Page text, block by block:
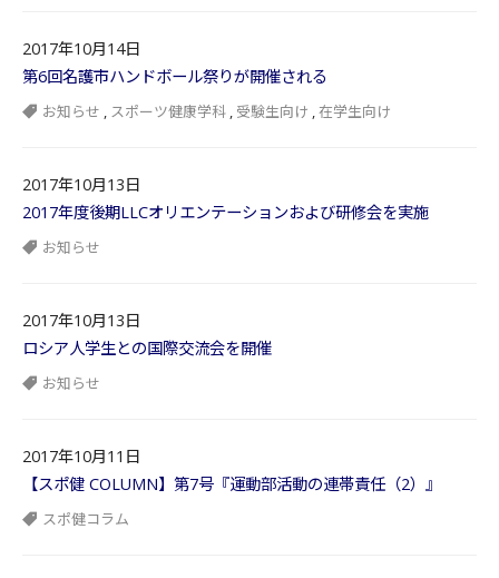
2017年10月14日
第6回名護市ハンドボール祭りが開催される
お知らせ , スポーツ健康学科 , 受験生向け ,在学生向け
2017年10月13日
2017年度後期LLCオリエンテーションおよび研修会を実施
お知らせ
2017年10月13日
ロシア人学生との国際交流会を開催
お知らせ
2017年10月11日
【スポ健 COLUMN】第7号『運動部活動の連帯責任（2）』
スポ健コラム